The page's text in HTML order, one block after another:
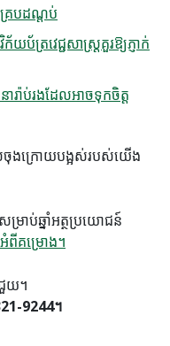
របដណ្តប់
យប័ត្រវេជ្ជសាស្ត្រគួរឱ្យភ្ញាក់
រ៉ាប់រងដែលអាចទុកចិត្ត
ស​ចុងក្រោយ​បង្អស់​របស់​យើង
ាប់ឆ្នាំអត្ថប្រយោជន៍
ពីគម្រោង។
យ។
9244។